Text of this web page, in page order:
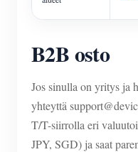
B2B osto
Jos sinulla on yritys ja
yhteyttä
T/T-siirrolla eri
JPY, SGD) ja saat